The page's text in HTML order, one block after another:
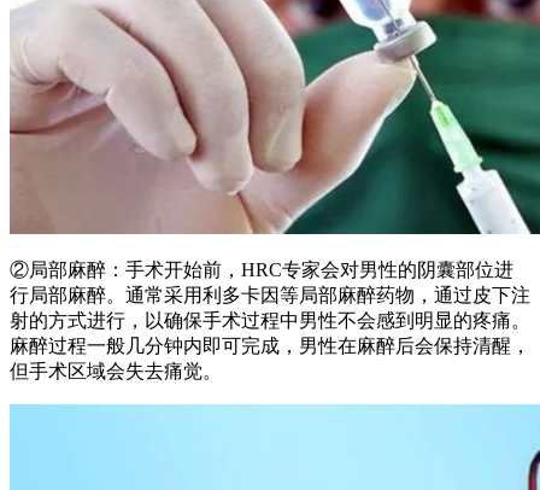
②局部麻醉：手术开始前，HRC专家会对男性的阴囊部位进
行局部麻醉。通常采用利多卡因等局部麻醉药物，通过皮下注
射的方式进行，以确保手术过程中男性不会感到明显的疼痛。
麻醉过程一般几分钟内即可完成，男性在麻醉后会保持清醒，
但手术区域会失去痛觉。